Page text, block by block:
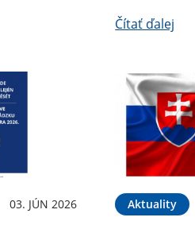
Čítať ďalej
03. JÚN 2026 Aktuality